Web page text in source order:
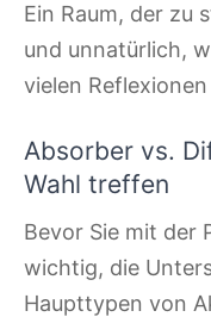
Ein Raum, der zu
und unnatürlich,
vielen
Absorber vs.
Wahl treffen
Bevor Sie mit der
wichtig, die
Haupttypen von